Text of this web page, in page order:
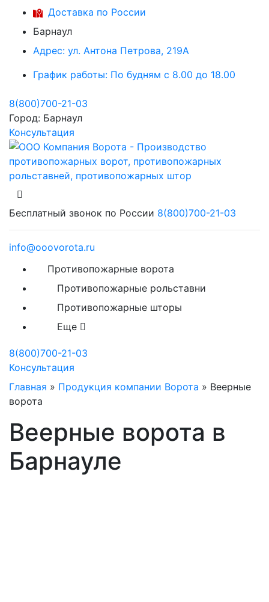
Доставка по России
Барнаул
Адрес: ул. Антона Петрова, 219А
График работы: По будням с 8.00 до 18.00
8(800)700-21-03
Город: Барнаул
Консультация
Бесплатный звонок по России 8(800)700-21-03
info@ooovorota.ru
Противопожарные ворота
Противопожарные рольставни
Противопожарные шторы
Еще
8(800)700-21-03
Консультация
Главная » Продукция компании Ворота » Веерные
ворота
Веерные ворота в
Барнауле